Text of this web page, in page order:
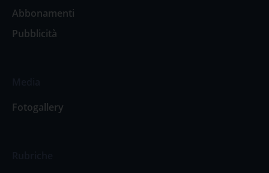
Abbonamenti
Pubblicità
Fotogallery